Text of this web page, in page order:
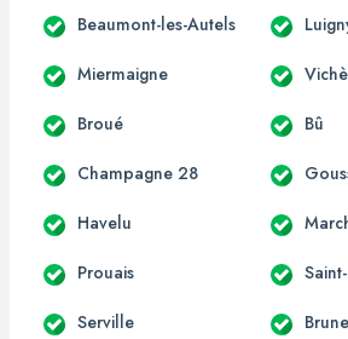
Beaumont-les-Autels
Miermaigne
Broué Bû
Champagne 28
Havelu
Prouais
Serville